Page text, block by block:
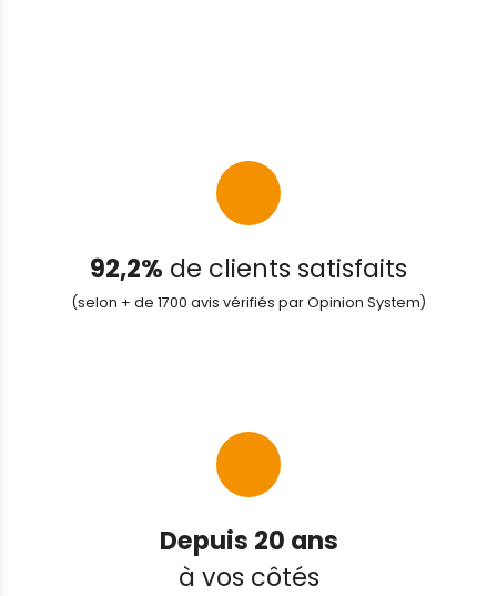
92,2% de clients satisfaits
(selon + de 1700 avis vérifiés par Opinion System)
Depuis 20 ans
à vos côtés